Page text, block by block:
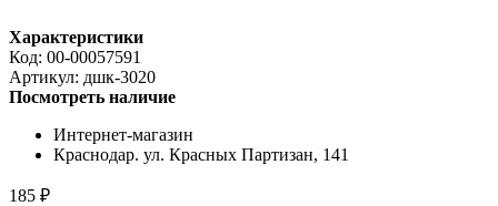
Характеристики
Код: 00-00057591
Артикул: дшк-3020
Посмотреть наличие
Интернет-магазин
Краснодар. ул. Красных Партизан, 141
185 ₽